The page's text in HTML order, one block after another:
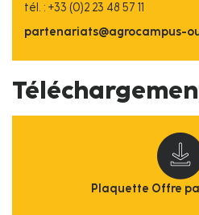
tél. : +33 (0)2 23 48 57 11
partenariats@agrocampus-
Plaquette Offre